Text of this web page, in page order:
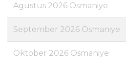
Agustus 2026 Osmaniye
September 2026 Osmaniye
Oktober 2026 Osmaniye